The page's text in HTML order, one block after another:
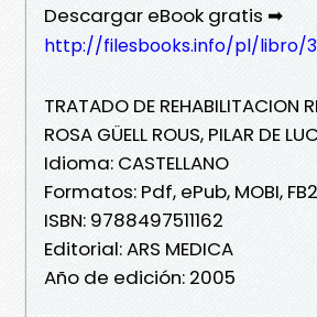
Descargar eBook gratis ➡
http://filesbooks.info/pl/libro/
TRATADO DE REHABILITACION
ROSA GÜELL ROUS, PILAR DE
Idioma: CASTELLANO
Formatos: Pdf, ePub, MOBI, FB2
ISBN: 9788497511162
Editorial: ARS MEDICA
Año de edición: 2005